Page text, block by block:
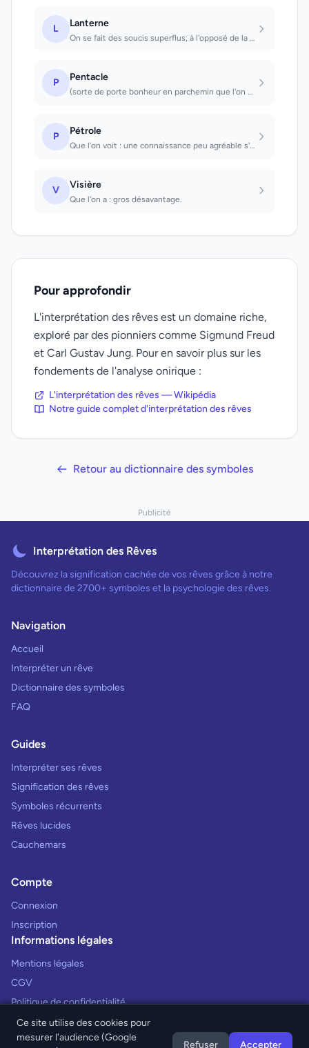
L Lanterne
On se fait des soucis superflus; à l'opposé de la lampe, la lanterne peut apaise...
P Pentacle
(sorte de porte bonheur en parchemin que l'on porte sur soi) Vous réussirez dans...
P Pétrole
Que l'on voit : une connaissance peu agréable s'avérera utile. Que l'on renverse...
V Visière
Que l'on a : gros désavantage.
Pour approfondir
L'interprétation des rêves est un domaine riche,
exploré par des pionniers comme Sigmund Freud
et Carl Gustav Jung. Pour en savoir plus sur les
fondements de l'analyse onirique :
L'interprétation des rêves — Wikipédia
Notre guide complet d'interprétation des rêves
Retour au dictionnaire des symboles
Publicité
Interprétation des Rêves
Découvrez la signification cachée de vos rêves grâce à notre
dictionnaire de 2700+ symboles et la psychologie des rêves.
Navigation
Accueil
Interpréter un rêve
Dictionnaire des symboles
FAQ
Guides
Interpréter ses rêves
Signification des rêves
Symboles récurrents
Rêves lucides
Cauchemars
Compte
Connexion
Inscription
Informations légales
Mentions légales
CGV
Politique de confidentialité
Ce site utilise des cookies pour
mesurer l'audience (Google
Refuser Accepter